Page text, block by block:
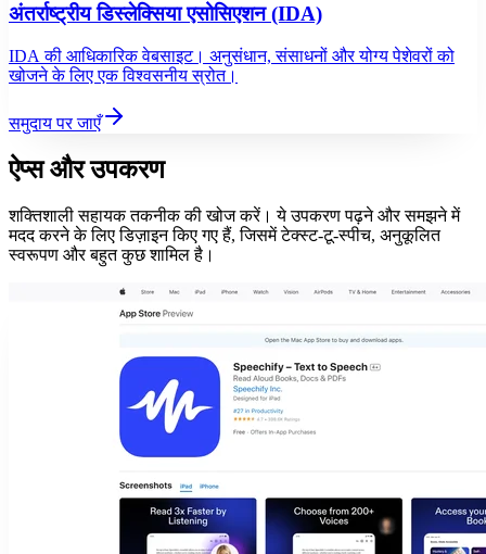
अंतर्राष्ट्रीय डिस्लेक्सिया एसोसिएशन (IDA)
IDA की आधिकारिक वेबसाइट। अनुसंधान, संसाधनों और योग्य पेशेवरों को
खोजने के लिए एक विश्वसनीय स्रोत।
समुदाय पर जाएँ
ऐप्स और उपकरण
शक्तिशाली सहायक तकनीक की खोज करें। ये उपकरण पढ़ने और समझने में
मदद करने के लिए डिज़ाइन किए गए हैं, जिसमें टेक्स्ट-टू-स्पीच, अनुकूलित
स्वरूपण और बहुत कुछ शामिल है।